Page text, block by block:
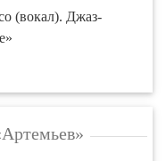
(вокал). Джаз-